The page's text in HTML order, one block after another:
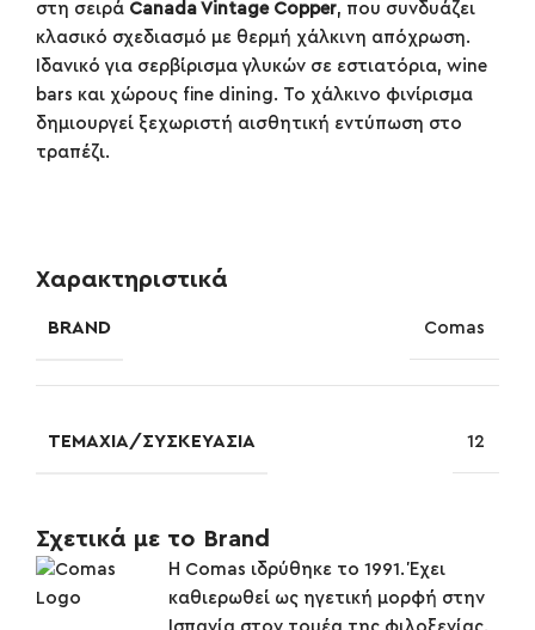
στη σειρά Canada Vintage Copper, που συνδυάζει
κλασικό σχεδιασμό με θερμή χάλκινη απόχρωση.
Ιδανικό για σερβίρισμα γλυκών σε εστιατόρια, wine
bars και χώρους fine dining. Το χάλκινο φινίρισμα
δημιουργεί ξεχωριστή αισθητική εντύπωση στο
τραπέζι.
Χαρακτηριστικά
BRAND Comas
ΤΕΜΆΧΙΑ/ΣΥΣΚΕΥΑΣΊΑ 12
Σχετικά με το Brand
Η Comas ιδρύθηκε το 1991. Έχει
καθιερωθεί ως ηγετική μορφή στην